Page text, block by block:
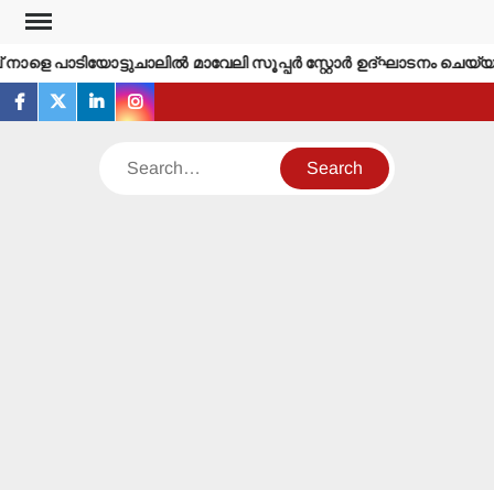
Skip
contentപാടിയോട്ടുചാലില്‍ മാവേലി സൂപ്പര്‍ സ്റ്റോര്‍ ഉദ്ഘാടനം
facebook
twitterlinkedininstagram
Search